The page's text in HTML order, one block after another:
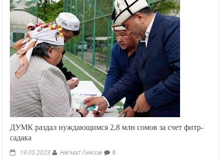
ДУМК раздал нуждающимся 2,8 млн сомов за счет фитр-
садака